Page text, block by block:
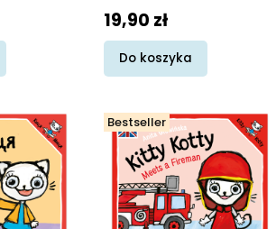
Cena
19,90 zł
Do koszyka
Bestseller